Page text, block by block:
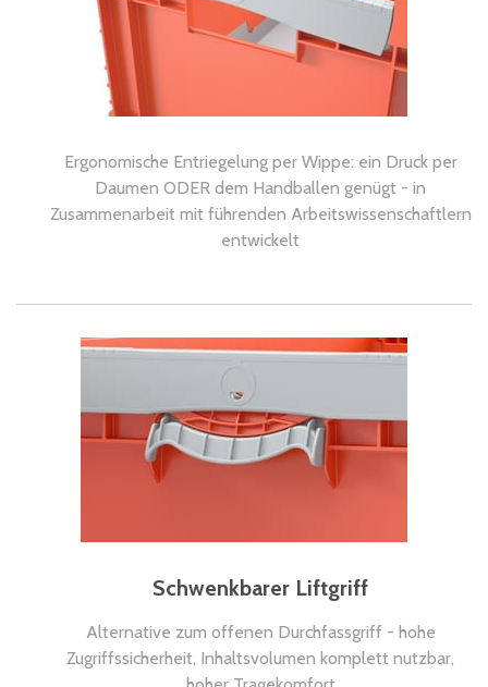
Ergonomische Entriegelung per Wippe: ein Druck per
Daumen ODER dem Handballen genügt - in
Zusammenarbeit mit führenden Arbeitswissenschaftlern
entwickelt
Schwenkbarer Liftgriff
Alternative zum offenen Durchfassgriff - hohe
Zugriffssicherheit, Inhaltsvolumen komplett nutzbar,